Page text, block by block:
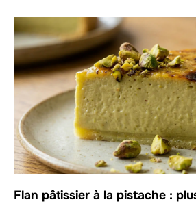
Flan pâtissier à la pistache :